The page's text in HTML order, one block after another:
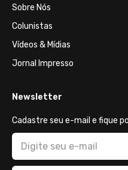
Sobre Nós
Colunistas
Vídeos & Mídias
Jornal Impresso
Newsletter
Cadastre seu e-mail e fique